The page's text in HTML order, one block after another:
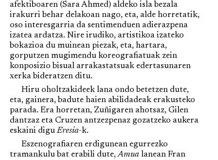
afektiboaren (Sara Ahmed) aldeko isla bezala
irakurri behar delakoan nago, eta, alde horretatik,
oso interesgarria da sentimenduen adierazpena
izatea ardatza. Nire irudiko, artistikoa izateko
bokazioa du muinean piezak, eta, hartara,
gorputzen mugimendu koreografiatuak zein
konposizio bisual arrakastatsuak edertasunaren
xerka bideratzen ditu.
Hiru oholtzakideek lana ondo betetzen dute,
eta, gainera, badute haien abilidadeak erakusteko
parada. Era horretan, Zuñigaren ahotsaz, Gilen
dantzaz eta Cruzen antzezpenaz gozatzeko aukera
eskaini diguEresia-k.
Eszenografiaren erdigunean egurrezko
tramankulu bat erabili dute,Amua lanean Fran